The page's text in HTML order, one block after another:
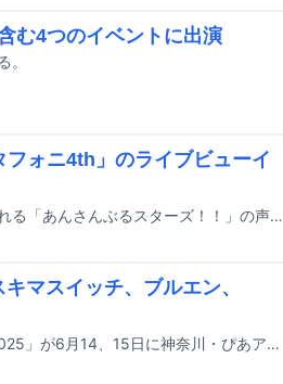
む4つのイベントに出演
。
フォニ4th」のライブビューイ
11月22、23、24日に埼玉・さいたまスーパーアリーナで行われる「あんさんぶるスターズ！！」の声優ライブ「Starry Symphony - Superbloom-」の模様が、国内と海外の映画館にてライブビューイングされることが決定した。
マスイッチ、ブルエン、
FLOW主催のアニソンロックフェス「FLOW THE FESTIVAL 2025」が6月14、15日に神奈川・ぴあアリーナMMで開催された。